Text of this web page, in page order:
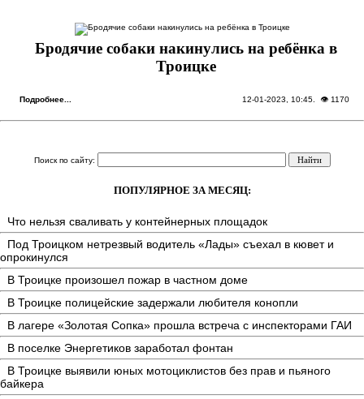
Бродячие собаки накинулись на ребёнка в
Троицке
Подробнее... 12-01-2023, 10:45 . 👁 1170
Поиск по сайту:
ПОПУЛЯРНОЕ ЗА МЕСЯЦ:
Что нельзя сваливать у контейнерных площадок
Под Троицком нетрезвый водитель «Лады» съехал в кювет и
опрокинулся
В Троицке произошел пожар в частном доме
В Троицке полицейские задержали любителя конопли
В лагере «Золотая Сопка» прошла встреча с инспекторами ГАИ
В поселке Энергетиков заработал фонтан
В Троицке выявили юных мотоциклистов без прав и пьяного
байкера